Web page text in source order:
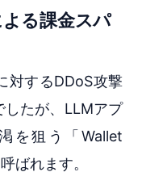
る課金スパ
対するDDoS攻撃
したが、LLMアプ
を狙う「Wallet
ばれます。